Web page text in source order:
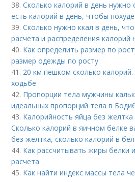
38.Сколько калорий в день
есть калорий в день, чтобы
39.Сколько нужно ккал в день,
расчета и распределения калорий
40. Как определить размер по
размер одежды по росту
41. 20 км пешком сколько
ходьбе
42. Пропорции тела мужчины
идеальных пропорций тела в
43. Калорийность яйца без
Сколько калорий в яичном белке
без желтка, сколько калорий в
44. Как рассчитывать жиры белки
расчета
45. Как найти индекс массы тела